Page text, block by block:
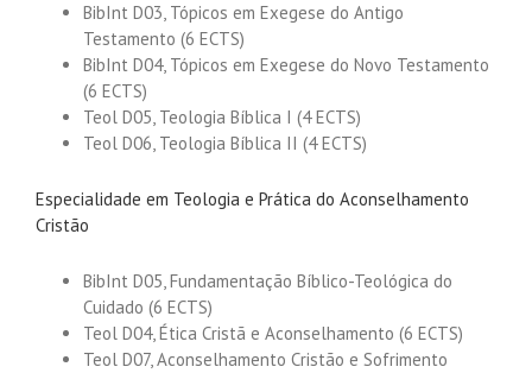
BibInt D03, Tópicos em Exegese do Antigo
Testamento (6 ECTS)
BibInt D04, Tópicos em Exegese do Novo Testamento
(6 ECTS)
Teol D05, Teologia Bíblica I (4 ECTS)
Teol D06, Teologia Bíblica II (4 ECTS)
Especialidade em Teologia e Prática do Aconselhamento
Cristão
BibInt D05, Fundamentação Bíblico-Teológica do
Cuidado (6 ECTS)
Teol D04, Ética Cristã e Aconselhamento (6 ECTS)
Teol D07, Aconselhamento Cristão e Sofrimento